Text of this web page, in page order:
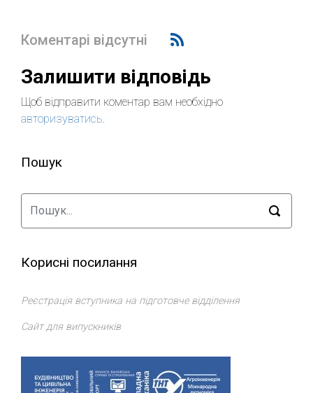
Коментарі відсутні
Залишити відповідь
Щоб відправити коментар вам необхідно
авторизуватись.
Пошук
Корисні посилання
Реєстрація вступника на підготовче відділення
Сайт для випускників